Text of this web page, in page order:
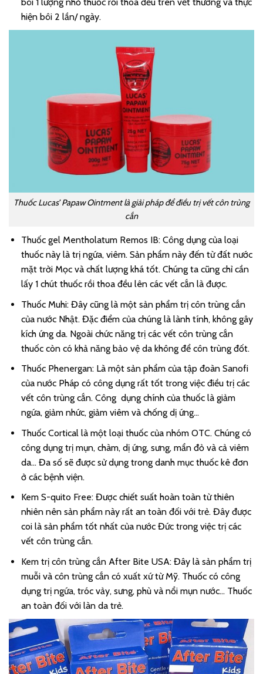
hiện bôi 2 lần/ ngày.
Thuốc Lucas’ Papaw Ointment là giải pháp để điều trị vết côn trùng
cắn
Thuốc gel Mentholatum Remos IB: Công dụng của loại
thuốc này là trị ngứa, viêm. Sản phẩm này đến từ đất nước
mặt trời Mọc và chất lượng khá tốt. Chúng ta cũng chỉ cần
lấy 1 chút thuốc rồi thoa đều lên các vết cắn là được.
Thuốc Muhi: Đây cũng là một sản phẩm trị côn trùng cắn
của nước Nhật. Đặc điểm của chúng là lành tính, không gây
kích ứng da. Ngoài chức năng trị các vết côn trùng cắn
thuốc còn có khả năng bảo vệ da không để côn trùng đốt.
Thuốc Phenergan: Là một sản phẩm của tập đoàn Sanofi
của nước Pháp có công dụng rất tốt trong việc điều trị các
vết côn trùng cắn. Công dụng chính của thuốc là giảm
ngứa, giảm nhức, giảm viêm và chống dị ứng…
Thuốc Cortical là một loại thuốc của nhóm OTC. Chúng có
công dụng trị mụn, chàm, dị ứng, sưng, mẩn đỏ và cả viêm
da… Đa số sẽ được sử dụng trong danh mục thuốc kê đơn
ở các bệnh viện.
Kem S-quito Free: Được chiết suất hoàn toàn từ thiên
nhiên nên sản phẩm này rất an toàn đối với trẻ. Đây được
coi là sản phẩm tốt nhất của nước Đức trong việc trị các
vết côn trùng cắn.
Kem trị côn trùng cắn After Bite USA: Đây là sản phẩm trị
muỗi và côn trùng cắn có xuất xứ từ Mỹ. Thuốc có công
dụng trị ngứa, tróc vảy, sưng, phù và nổi mụn nước… Thuốc
an toàn đối với làn da trẻ.